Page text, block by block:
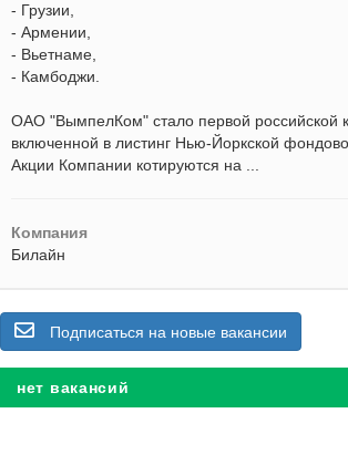
- Грузии,
- Армении,
- Вьетнаме,
- Камбоджи.
ОАО "ВымпелКом" стало первой российской
включенной в листинг Нью-Йоркской
Акции Компании котируются на ...
Компания
Билайн
Подписаться на новые вакансии
нет вакансий